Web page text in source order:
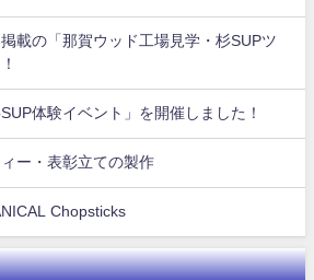
載の「那賀ウッド工場見学・杉SUPツ
体験イベント」を開催しました！
ー・表彰立ての製作
Chopsticks